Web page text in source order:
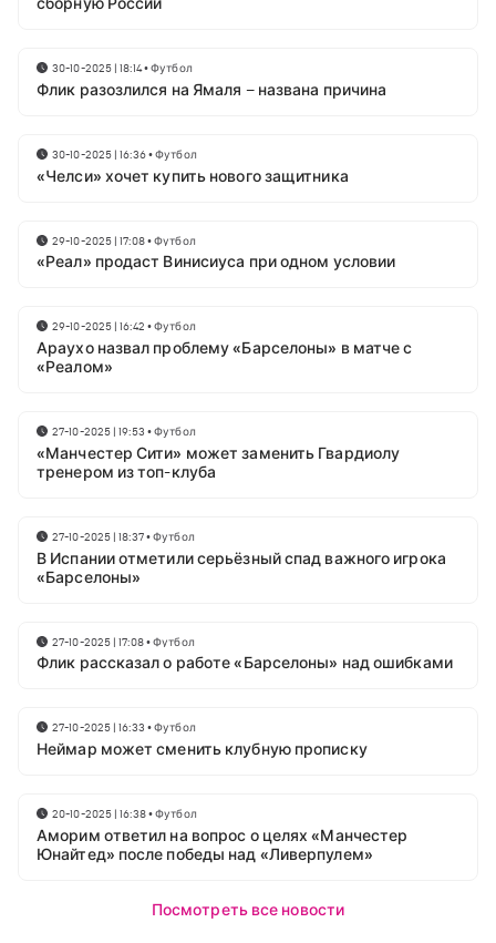
сборную России
30-10-2025 | 18:14•Футбол
Флик разозлился на Ямаля – названа причина
30-10-2025 | 16:36•Футбол
«Челси» хочет купить нового защитника
29-10-2025 | 17:08•Футбол
«Реал» продаст Винисиуса при одном условии
29-10-2025 | 16:42 •Футбол
Араухо назвал проблему «Барселоны» в матче с
«Реалом»
27-10-2025 | 19:53 •Футбол
«Манчестер Сити» может заменить Гвардиолу
тренером из топ-клуба
27-10-2025 | 18:37•Футбол
В Испании отметили серьёзный спад важного игрока
«Барселоны»
27-10-2025 | 17:08•Футбол
Флик рассказал о работе «Барселоны» над ошибками
27-10-2025 | 16:33 •Футбол
Неймар может сменить клубную прописку
20-10-2025 | 16:38•Футбол
Аморим ответил на вопрос о целях «Манчестер
Юнайтед» после победы над «Ливерпулем»
Посмотреть все новости